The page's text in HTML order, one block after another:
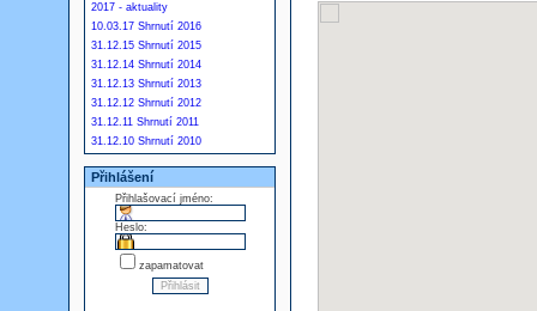
2017 - aktuality
10.03.17 Shrnutí 2016
31.12.15 Shrnutí 2015
31.12.14 Shrnutí 2014
31.12.13 Shrnutí 2013
31.12.12 Shrnutí 2012
31.12.11 Shrnutí 2011
31.12.10 Shrnutí 2010
Přihlášení
Přihlašovací jméno:
Heslo:
zapamatovat